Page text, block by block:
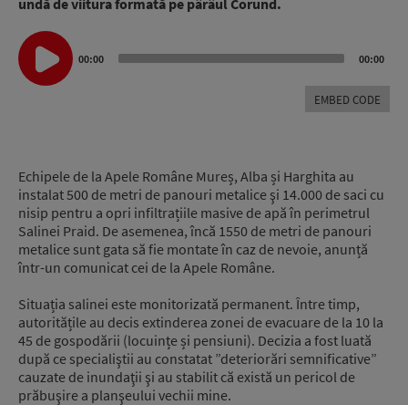
undă de viitura formată pe pârâul Corund.
Audio
Player
00:00 00:00
EMBED CODE
Echipele de la Apele Române Mureș, Alba și Harghita au
instalat 500 de metri de panouri metalice şi 14.000 de saci cu
nisip pentru a opri infiltrațiile masive de apă în perimetrul
Salinei Praid. De asemenea, încă 1550 de metri de panouri
metalice sunt gata să fie montate în caz de nevoie, anunță
într-un comunicat cei de la Apele Române.
Situația salinei este monitorizată permanent. Între timp,
autoritățile au decis extinderea zonei de evacuare de la 10 la
45 de gospodării (locuințe și pensiuni). Decizia a fost luată
după ce specialiştii au constatat ”deteriorări semnificative”
cauzate de inundaţii şi au stabilit că există un pericol de
prăbuşire a planşeului vechii mine.